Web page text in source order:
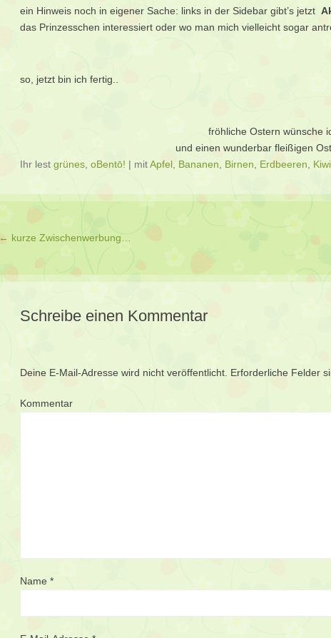
ein Hinweis noch in eigener Sache: links in der Sidebar gibt’s jetzt
das Prinzesschen interessiert oder wo man mich vielleicht sogar
so, jetzt bin ich fertig..
fröhliche Ostern wünsche
und einen wunderbar fleißigen
Ihr lest grünes oBentō! | mitApfel Bananen Birnen Erdbeeren Kiwi
Beitragsverzeichnis
← kurze Zwischenwerbung…
Schreibe einen Kommentar
Deine E-Mail-Adresse wird nicht veröffentlicht. Erforderliche Felder
Kommentar
Name *